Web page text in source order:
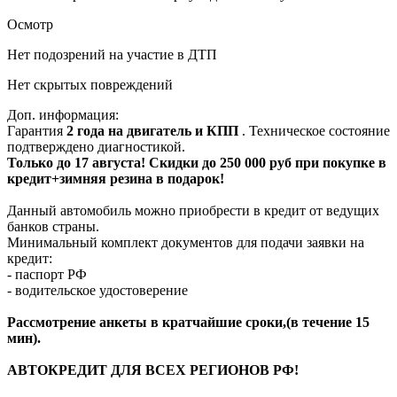
Осмотр
Нет подозрений на участие в ДТП
Нет скрытых повреждений
Доп. информация:
Гарантия 2 года на двигатель и КПП . Техническое состояние
подтверждено диагностикой.
Только до 17 августа! Скидки до 250 000 руб при покупке в
кредит+зимняя резина в подарок!
Данный автомобиль можно приобрести в кредит от ведущих
банков страны.
Минимальный комплект документов для подачи заявки на
кредит:
- паспорт РФ
- водительское удостоверение
Рассмотрение анкеты в кратчайшие сроки,(в течение 15
мин).
АВТОКРЕДИТ ДЛЯ ВСЕХ РЕГИОНОВ РФ!